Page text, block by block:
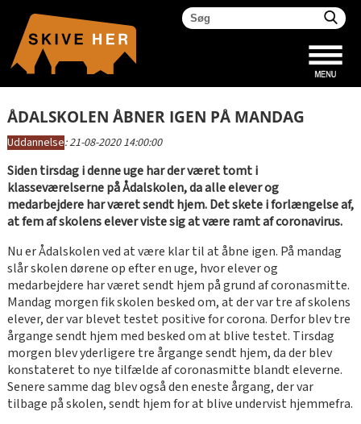
ÅDALSKOLEN ÅBNER IGEN PÅ MANDAG
Uddannelse:21-08-2020 14:00:00
Siden tirsdag i denne uge har der været tomt i
klasseværelserne på Ådalskolen, da alle elever og
medarbejdere har været sendt hjem. Det skete i forlængelse af,
at fem af skolens elever viste sig at være ramt af coronavirus.
Nu er Ådalskolen ved at være klar til at åbne igen. På mandag
slår skolen dørene op efter en uge, hvor elever og
medarbejdere har været sendt hjem på grund af coronasmitte.
Mandag morgen fik skolen besked om, at der var tre af skolens
elever, der var blevet testet positive for corona. Derfor blev tre
årgange sendt hjem med besked om at blive testet. Tirsdag
morgen blev yderligere tre årgange sendt hjem, da der blev
konstateret to nye tilfælde af coronasmitte blandt eleverne.
Senere samme dag blev også den eneste årgang, der var
tilbage på skolen, sendt hjem for at blive undervist hjemmefra.